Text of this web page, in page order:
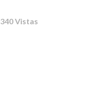
340 Vistas